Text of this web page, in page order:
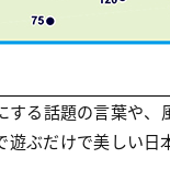
する話題の言葉や
遊ぶだけで美しい日